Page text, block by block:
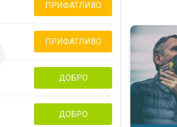
ПРИФАТЛИВО
ПРИФАТЛИВО
ДОБРО
ДОБРО
Врем.